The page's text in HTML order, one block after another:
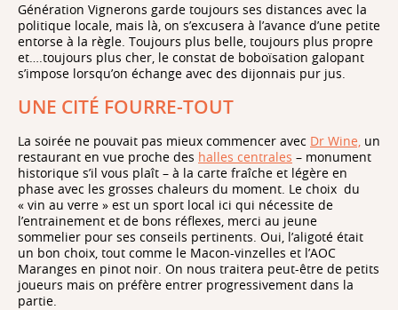
Génération Vignerons garde toujours ses distances avec la
politique locale, mais là, on s’excusera à l’avance d’une petite
entorse à la règle. Toujours plus belle, toujours plus propre
et….toujours plus cher, le constat de boboïsation galopant
s’impose lorsqu’on échange avec des dijonnais pur jus.
UNE CITÉ FOURRE-TOUT
La soirée ne pouvait pas mieux commencer avec Dr Wine, un
restaurant en vue proche des halles centrales – monument
historique s’il vous plaît – à la carte fraîche et légère en
phase avec les grosses chaleurs du moment. Le choix du
« vin au verre » est un sport local ici qui nécessite de
l’entrainement et de bons réflexes, merci au jeune
sommelier pour ses conseils pertinents. Oui, l’aligoté était
un bon choix, tout comme le Macon-vinzelles et l’AOC
Maranges en pinot noir. On nous traitera peut-être de petits
joueurs mais on préfère entrer progressivement dans la
partie.